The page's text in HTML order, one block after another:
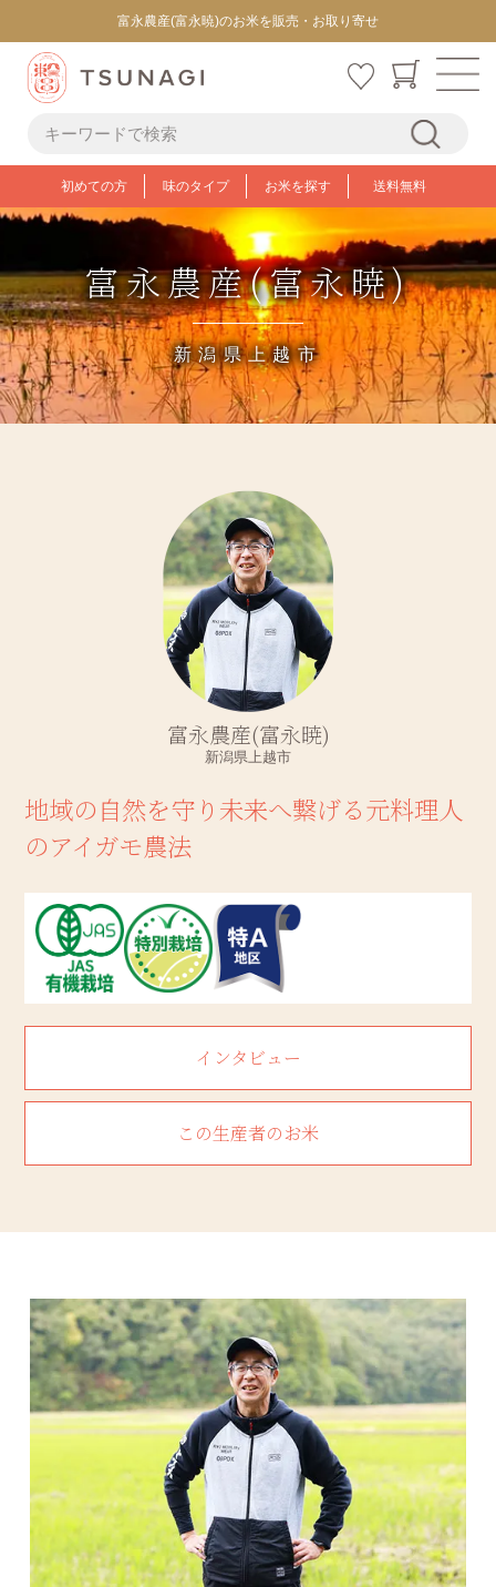
富永農産(富永暁)のお米を販売・お取り寄せ
初めての方 味のタイプ お米を探す 送料無料
富永農産(富永暁)
新潟県上越市
富永農産(富永暁)
新潟県上越市
地域の自然を守り未来へ繋げる元料理人
のアイガモ農法
インタビュー
この生産者のお米